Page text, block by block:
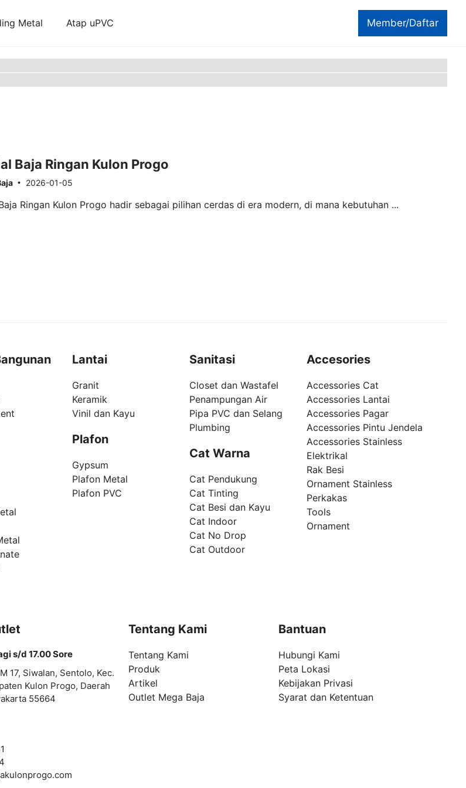
Member/Daftar
Metal Atap uPVC
Baja Ringan Kulon Progo
2026-01-05
Ringan Kulon Progo hadir sebagai pilihan cerdas di era modern, di mana kebutuhan ...
Lantai
Granit
Keramik
Vinil dan Kayu
Plafon
Gypsum
Plafon Metal
Plafon PVC
Sanitasi
Closet dan Wastafel
Penampungan Air
Pipa PVC dan Selang
Plumbing
Cat Warna
Cat Pendukung
Cat Tinting
Cat Besi dan Kayu
Cat Indoor
Cat No Drop
Cat Outdoor
Accesories
Accessories Cat
Accessories Lantai
Accessories Pagar
Accessories Pintu Jendela
Accessories Stainless
Elektrikal
Rak Besi
Ornament Stainless
Perkakas
Tools
Ornament
s/d 17.00 Sore
17, Siwalan, Sentolo, Kec.
Kulon Progo, Daerah
55664
Tentang Kami
Tentang Kami
Produk
Artikel
Outlet Mega Baja
Bantuan
Hubungi Kami
Peta Lokasi
Kebijakan Privasi
Syarat dan Ketentuan